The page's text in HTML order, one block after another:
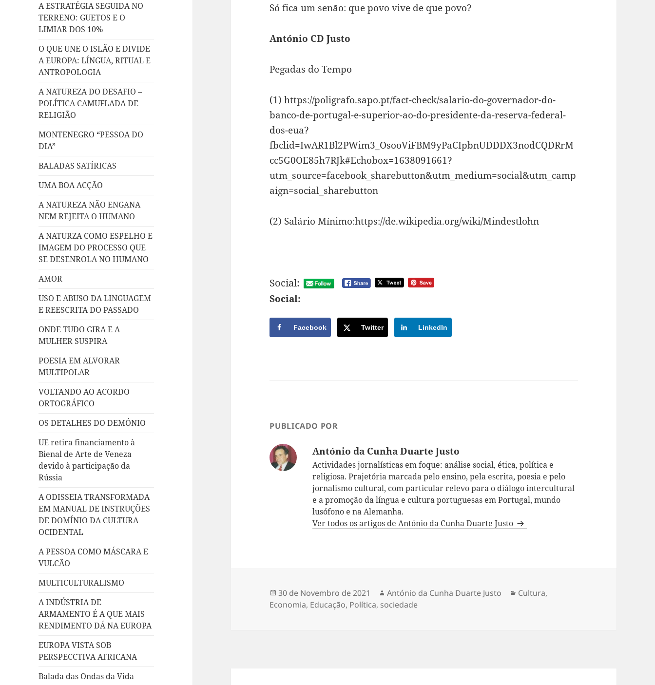
A ESTRATÉGIA SEGUIDA NO
TERRENO: GUETOS E O
LIMIAR DOS 10%
O QUE UNE O ISLÃO E DIVIDE
A EUROPA: LÍNGUA, RITUAL E
ANTROPOLOGIA
A NATUREZA DO DESAFIO –
POLÍTICA CAMUFLADA DE
RELIGIÃO
MONTENEGRO “PESSOA DO
DIA”
BALADAS SATÍRICAS
UMA BOA ACÇÃO
A NATUREZA NÃO ENGANA
NEM REJEITA O HUMANO
A NATURZA COMO ESPELHO E
IMAGEM DO PROCESSO QUE
SE DESENROLA NO HUMANO
AMOR
USO E ABUSO DA LINGUAGEM
E REESCRITA DO PASSADO
ONDE TUDO GIRA E A
MULHER SUSPIRA
POESIA EM ALVORAR
MULTIPOLAR
VOLTANDO AO ACORDO
ORTOGRÁFICO
OS DETALHES DO DEMÓNIO
UE retira financiamento à
Bienal de Arte de Veneza
devido à participação da
Rússia
A ODISSEIA TRANSFORMADA
EM MANUAL DE INSTRUÇÕES
DE DOMÍNIO DA CULTURA
OCIDENTAL
A PESSOA COMO MÁSCARA E
VULCÃO
MULTICULTURALISMO
A INDÚSTRIA DE
ARMAMENTO É A QUE MAIS
RENDIMENTO DÁ NA EUROPA
EUROPA VISTA SOB
PERSPECCTIVA AFRICANA
Balada das Ondas da Vida
Só fica um senão: que povo vive de que povo?
António CD Justo
Pegadas do Tempo
(1) https://poligrafo.sapo.pt/fact-check/salario-do-governador-do-
banco-de-portugal-e-superior-ao-do-presidente-da-reserva-federal-
dos-eua?
fbclid=IwAR1Bl2PWim3_OsooViFBM9yPaCIpbnUDDDX3nodCQDRrM
cc5G0OE85h7RJk#Echobox=1638091661?
utm_source=facebook_sharebutton&utm_medium=social&utm_camp
aign=social_sharebutton
(2) Salário Mínimo:https://de.wikipedia.org/wiki/Mindestlohn
Social:
Social:
Facebook Twitter LinkedIn
PUBLICADO POR
António da Cunha Duarte Justo
Actividades jornalísticas em foque: análise social, ética, política e
religiosa. Prajetória marcada pelo ensino, pela escrita, poesia e pelo
jornalismo cultural, com particular relevo para o diálogo intercultural
e a promoção da língua e cultura portuguesas em Portugal, mundo
lusófono e na Alemanha.
Ver todos os artigos de António da Cunha Duarte Justo
Publicado
a
30 de Novembro de 2021 Autor
António da Cunha Duarte Justo Categorias
Cultura,
Economia, Educação, Política, sociedade